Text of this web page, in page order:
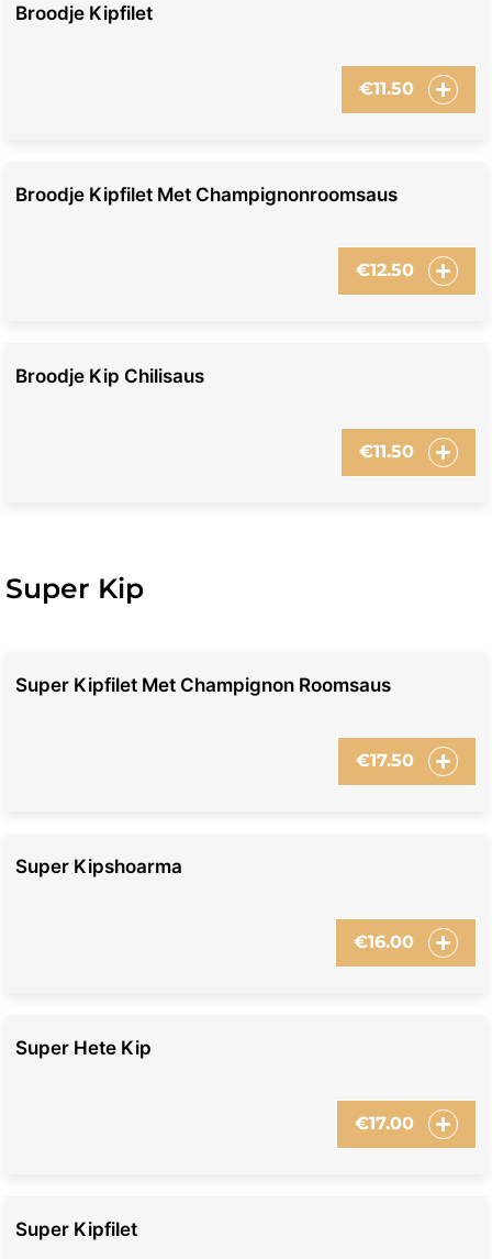
Broodje Kipfilet
€11.50
Broodje Kipfilet Met Champignonroomsaus
€12.50
Broodje Kip Chilisaus
€11.50
Super Kip
Super Kipfilet Met Champignon Roomsaus
€17.50
Super Kipshoarma
€16.00
Super Hete Kip
€17.00
Super Kipfilet